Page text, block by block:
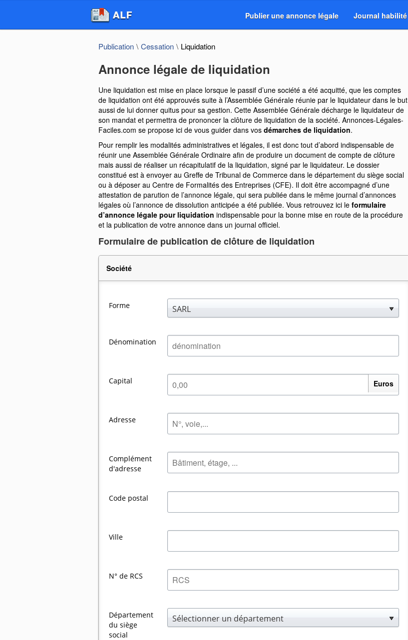
Publier une annonce légale Journal habilité
Publication Cessation Liquidation
Annonce légale de liquidation
Une liquidation est mise en place lorsque le passif d’une société a été acquitté, que les comptes
de liquidation ont été approuvés suite à l’Assemblée Générale réunie par le liquidateur dans le but
aussi de lui donner quitus pour sa gestion. Cette Assemblée Générale décharge le liquidateur de
son mandat et permettra de prononcer la clôture de liquidation de la société. Annonces-Légales-
Faciles.com se propose ici de vous guider dans vos démarches de liquidation.
Pour remplir les modalités administratives et légales, il est donc tout d’abord indispensable de
réunir une Assemblée Générale Ordinaire afin de produire un document de compte de clôture
mais aussi de réaliser un récapitulatif de la liquidation, signé par le liquidateur. Le dossier
constitué est à envoyer au Greffe de Tribunal de Commerce dans le département du siège social
ou à déposer au Centre de Formalités des Entreprises (CFE). Il doit être accompagné d’une
attestation de parution de l’annonce légale, qui sera publiée dans le même journal d’annonces
légales où l’annonce de dissolution anticipée a été publiée. Vous retrouvez ici le formulaire
d’annonce légale pour liquidation indispensable pour la bonne mise en route de la procédure
et la publication de votre annonce dans un journal officiel.
Formulaire de publication de clôture de liquidation
Société
Forme SARL
Dénomination
Capital Euros
Adresse
Complément
d'adresse
Code postal
Ville
N° de RCS
Département
du siège
social
Sélectionner un département